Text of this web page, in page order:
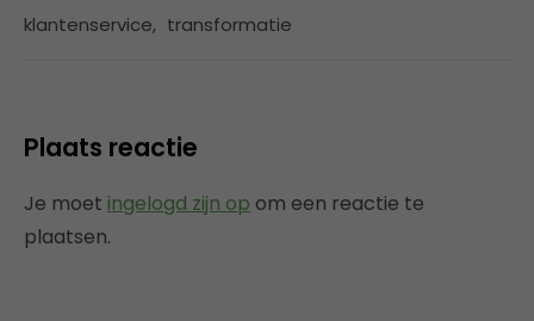
klantenservice, transformatie
Plaats reactie
Je moet ingelogd zijn op om een reactie te
plaatsen.